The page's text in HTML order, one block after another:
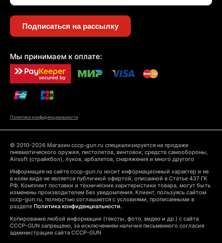
Подписаться на рассылку
Мы принимаем к оплате:
Политика конфиденциальности
© 2010-2026 Магазин cccp-gun.ru специализируется на продаже
пневматического оружия, пистолетов, винтовок, средств самообороны,
Airsoft (страйкбол), луков, арбалетов, снаряжения и много другого
Информация на сайте cccp-gun.ru носит информационный характер и не
в коем виде не является публичной офертой, описанной в Статье 437 ГК
РФ. Комплект поставки и технические харктеристики товара, могут быть
изменены производителем без уведомления. Клиент, пользуясь сайтом
cccp-gun.ru, полностью соглашается с условиями, прописанными в
разделе Политика конфиденциальности.
Копирование любой информации (тексты, фото, видео и др.) с сайта
CCCP-GUN запрещено, за исключением наличия письменного согласия
администрации сайта CCCP-GUN